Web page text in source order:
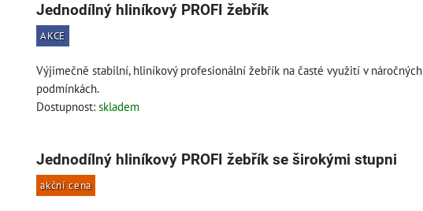
Jednodílný hliníkový PROFI žebřík
AKCE
Výjimečně stabilní, hliníkový profesionální žebřík na časté využití v náročných
podmínkách.
Dostupnost: skladem
Jednodílný hliníkový PROFI žebřík se širokými stupni
akční cena